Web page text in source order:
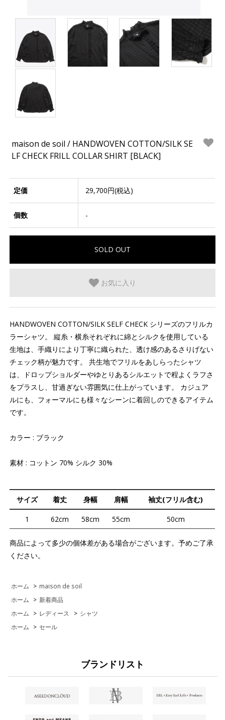
maison de soil / HANDWOVEN COTTON/SILK SE
LF CHECK FRILL COLLAR SHIRT [BLACK]
定価 29,700円(税込)
個数 -
お気に入り
HANDWOVEN COTTON/SILK SELF CHECK シリーズのフリルカ
ラーシャツ。 縦糸・横糸それぞれに綿とシルクを使用している
生地は、手織りにより丁寧に織られた、透け感のあるさりげない
チェック柄が魅力です。 共生地でフリルをあしらったシャツ
は、ドロップショルダーやゆとりあるシルエットで程よくラフさ
をプラスし、甘過ぎない雰囲気に仕上がっています。 カジュア
ルにも、フォーマルにも様々なシーンに着回しのできるアイテム
です。
カラー : ブラック
素材 : コットン 70% シルク 30%
サイズ 着丈 身幅 肩幅 袖丈(フリル含む)
1 62cm 58cm 55cm 50cm
商品によって多少の個体差がある場合がございます。予めご了承
ください。
ホーム > maison de soil
ホーム
> 新着商品
ホーム
> レディース > シャツ
ホーム
> セール
ブランドリスト